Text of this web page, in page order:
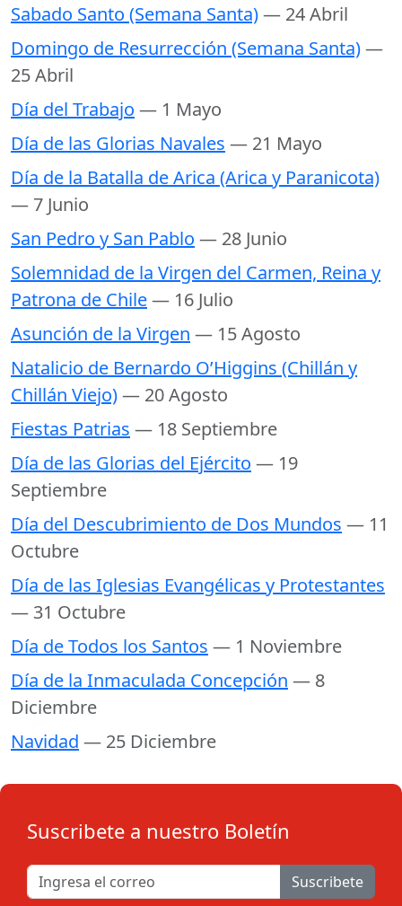
Sabado Santo (Semana Santa)— 24 Abril
Domingo de Resurrección (Semana Santa)—
25 Abril
Día del Trabajo — 1 Mayo
Día de las Glorias Navales — 21 Mayo
Día de la Batalla de Arica (Arica y Paranicota)
— 7 Junio
San Pedro y San Pablo — 28 Junio
Solemnidad de la Virgen del Carmen, Reina y
Patrona de Chile— 16 Julio
Asunción de la Virgen — 15 Agosto
Natalicio de Bernardo O’Higgins (Chillán y
Chillán Viejo)— 20 Agosto
Fiestas Patrias — 18 Septiembre
Día de las Glorias del Ejército — 19
Septiembre
Día del Descubrimiento de Dos Mundos — 11
Octubre
Día de las Iglesias Evangélicas y Protestantes
— 31 Octubre
Día de Todos los Santos — 1 Noviembre
Día de la Inmaculada Concepción — 8
Diciembre
Navidad — 25 Diciembre
Suscribete a nuestro Boletín
Suscribete